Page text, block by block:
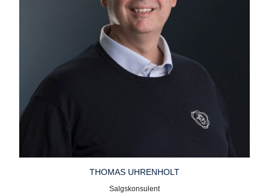
THOMAS UHRENHOLT
Salgskonsulent